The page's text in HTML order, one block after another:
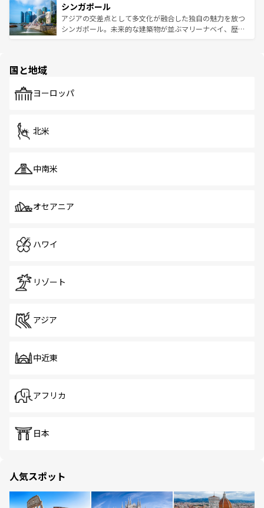
参照してほしい。
激する。気候は一年中温暖で、どの季節にも異なる楽しみ
が待っている。親しみやすいタイの人々、仏教を中心とし
た文化、そして多様な観光資源が、訪れる旅人を魅了し続
み、どこを訪れても感動するはず。観光スポットが密集し
ており、効率よく見どころを回れるのも魅力。息をのむよ
うな絶景から文化的な体験まで、香港を存分に楽しみ尽く
シンガポール
アジアの交差点として多文化が融合した独自の魅力を放つ
シンガポール。未来的な建築物が並ぶマリーナベイ、歴史
で、ホーカーズは地元の風情を楽しめる外せないスポット
国と地域
ヨーロッパ
北米
中南米
オセアニア
ハワイ
リゾート
アジア
中近東
アフリカ
日本
人気スポット